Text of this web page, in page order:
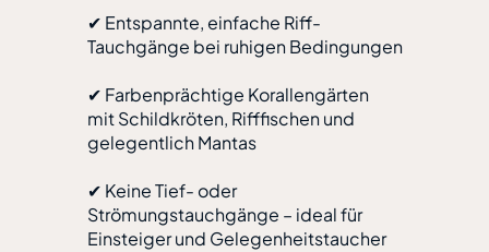
✔ Entspannte, einfache Riff-
Tauchgänge bei ruhigen Bedingungen
✔ Farbenprächtige Korallengärten
mit Schildkröten, Rifffischen und
gelegentlich Mantas
✔ Keine Tief- oder
Strömungstauchgänge – ideal für
Einsteiger und Gelegenheitstaucher